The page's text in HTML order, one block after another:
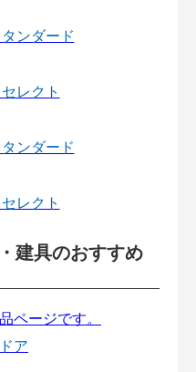
ンダード
レクト
ンダード
レクト
建具のおすすめ
ア